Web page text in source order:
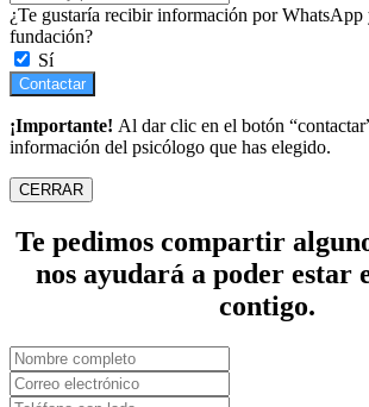
¿Te gustaría recibir información por WhatsApp
fundación?
Sí
Contactar
¡Importante! Al dar clic en el botón
información del psicólogo que has elegido.
CERRAR
Te pedimos compartir
nos ayudará a poder estar
contigo.